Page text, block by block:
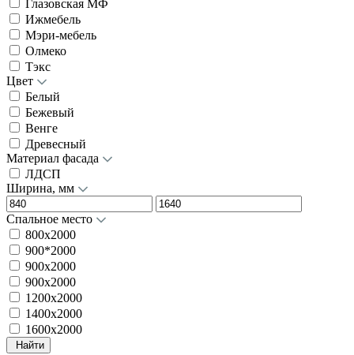
Глазовская МФ
Ижмебель
Мэри-мебель
Олмеко
Тэкс
Цвет
Белый
Бежевый
Венге
Древесный
Материал фасада
ЛДСП
Ширина, мм
Спальное место
800x2000
900*2000
900x2000
900х2000
1200x2000
1400x2000
1600x2000
Найти